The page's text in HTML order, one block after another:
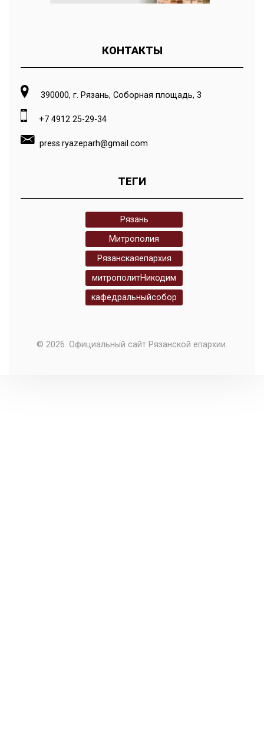
КОНТАКТЫ
390000, г. Рязань, Соборная площадь, 3
+7 4912 25-29-34
press.ryazeparh@gmail.com
ТЕГИ
Рязань
Митрополия
Рязанскаяепархия
митрополитНикодим
кафедральныйсобор
© 2026. Официальный сайт Рязанской епархии.